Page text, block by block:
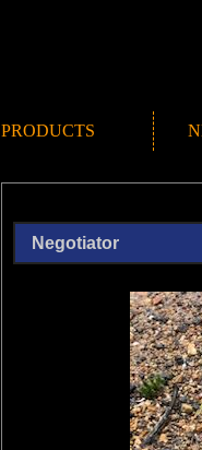
PRODUCTS
Negotiator